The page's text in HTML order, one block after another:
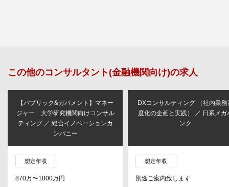
この他のコンサルタント(金融機関向け)の求人
【パブリック&ガバメント】マネー
ジャー 大学研究機関向けコンサル
ティング ／ 総合イノベーションカ
ンパニー
想定年収
870万〜1000万円
DXコンサルティング （社内業務
度化の企画と実践） ／ 日系メガ
ンク
想定年収
別途ご案内致します